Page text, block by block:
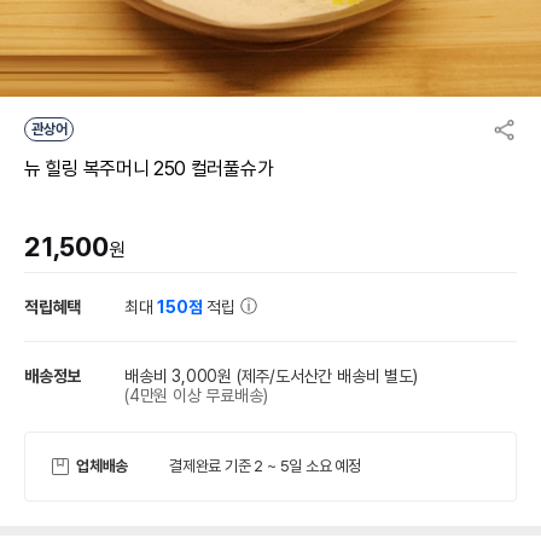
관상어
뉴 힐링 복주머니 250 컬러풀슈가
21,500원
적립혜택 최대150점 적립
배송정보 배송비 3,000원 (제주/도서산간 배송비 별도)
(4만원 이상 무료배송)
업체배송 결제완료 기준 2 ~ 5일 소요 예정